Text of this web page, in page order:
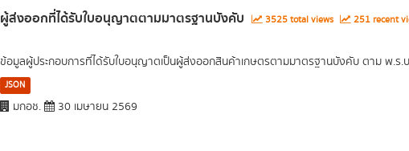
ผู้ส่งออกที่ได้รับใบอนุญาตตามมาตรฐานบังคับ 3525 total views 251 recent
ข้อมูลผู้ประกอบการที่ได้รับใบอนุญาตเป็นผู้ส่งออกสินค้าเกษตรตามมาตรฐานบังคับ ตาม พ.ร.
JSON
มกอช. 30 เมษายน 2569